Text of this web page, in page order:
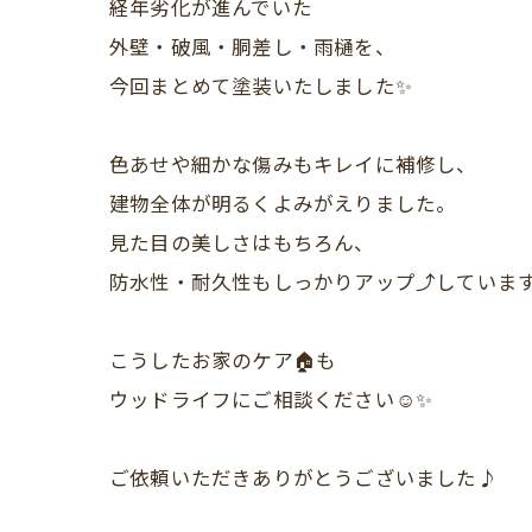
経年劣化が進んでいた
外壁・破風・胴差し・雨樋を、
今回まとめて塗装いたしました✨
色あせや細かな傷みもキレイに補修し、
建物全体が明るくよみがえりました。
見た目の美しさはもちろん、
防水性・耐久性もしっかりアップ⤴️していま
こうしたお家のケア🏠も
ウッドライフにご相談ください☺️✨
ご依頼いただきありがとうございました♪